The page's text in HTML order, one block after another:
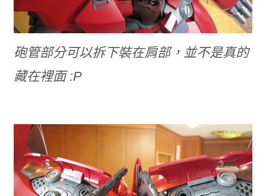
砲管部分可以拆下裝在肩部，並不是真的
藏在裡面 :P